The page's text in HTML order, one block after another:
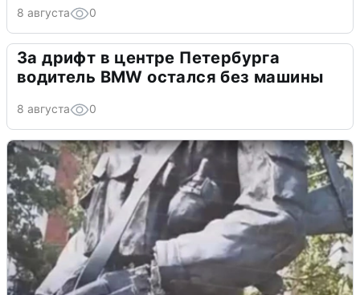
8 августа 0
За дрифт в центре Петербурга
водитель BMW остался без машины
8 августа 0